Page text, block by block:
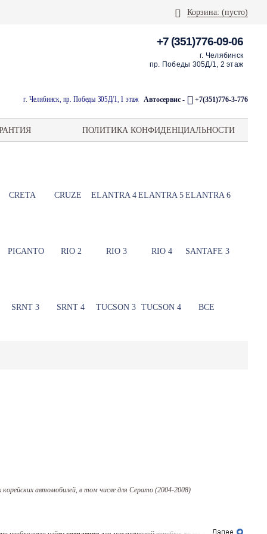
Корзина: (пусто)
+7 (351)776-09-06
г. Челябинск
пр. Победы 305Д/1, 2 этаж
г. Челябинск, пр. Победы 305Д/1, 1 этаж Автосервис - +7(351)776-3-776
ПОЛИТИКА КОНФИДЕНЦИАЛЬНОСТИ
CRETA CRUZE ELANTRA 4ELANTRA 5ELANTRA 6
PICANTO RIO 2 RIO 3 RIO 4 SANTAFE 3
SRNT 3 SRNT 4 TUCSON 3 TUCSON 4 ВСЕ
автомобилей, в том чиcле для Серато (2004-2008)